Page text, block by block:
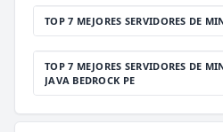
TOP 7 MEJORES SERVIDORES DE
TOP 7 MEJORES SERVIDORES DE
JAVA BEDROCK PE